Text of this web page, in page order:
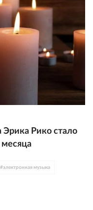
Эрика Рико стало
месяца
#электронная музыка